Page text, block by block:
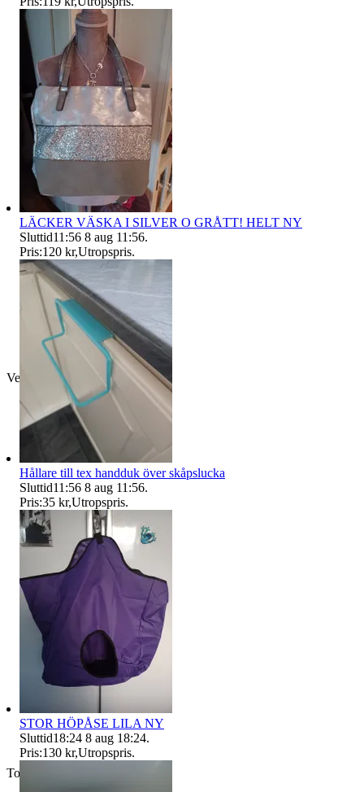
Verifierad
Toppsäljare
LÄCKER VÄSKA I SILVER O GRÅTT! HELT NY
Sluttid11:56 8 aug 11:56.
Pris:120 kr,Utropspris.
Hållare till tex handduk över skåpslucka
Sluttid11:56 8 aug 11:56.
Pris:35 kr,Utropspris.
STOR HÖPÅSE LILA NY
Sluttid18:24 8 aug 18:24.
Pris:130 kr,Utropspris.